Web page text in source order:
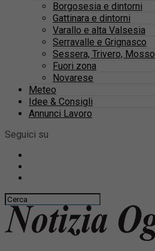
Borgosesia e dintorni
Gattinara e dintorni
Varallo e alta Valsesia
Serravalle e Grignasco
Sessera, Trivero, Mosso
Fuori zona
Novarese
Meteo
Idee & Consigli
Annunci Lavoro
Seguici su